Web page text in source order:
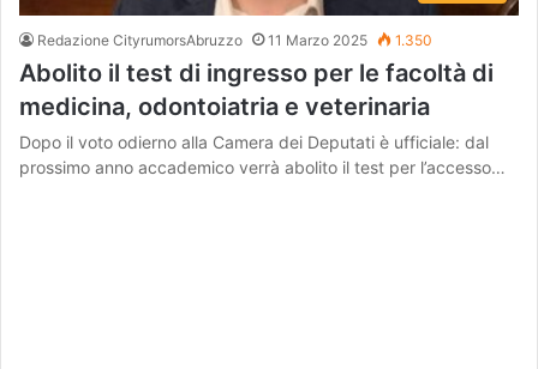
Redazione CityrumorsAbruzzo 11 Marzo 2025 1.350
Abolito il test di ingresso per le facoltà di
medicina, odontoiatria e veterinaria
Dopo il voto odierno alla Camera dei Deputati è ufficiale: dal
prossimo anno accademico verrà abolito il test per l’accesso…